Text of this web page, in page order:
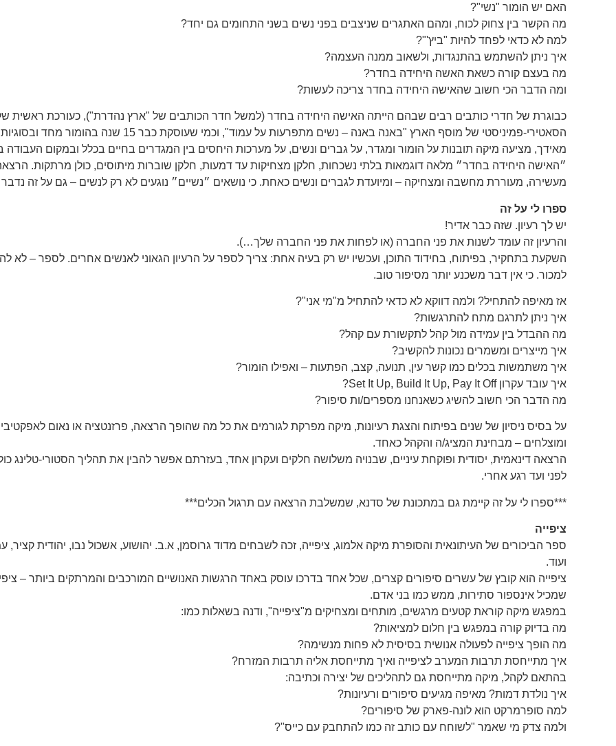
האם יש הומור "נשי"?
מה הקשר בין צחוק לכוח, ומהם האתגרים שניצבים בפני נשים בשני התחומים גם יחד?
למה לא כדאי לפחד להיות "ביץ'"?
איך ניתן להשתמש בהתנגדות, ולשאוב ממנה העצמה?
מה בעצם קורה כשאת האשה היחידה בחדר?
ומה הדבר הכי חשוב שהאישה היחידה בחדר צריכה לעשות?
כבוגרת של חדרי כותבים רבים שבהם הייתה האישה היחידה בחדר (למשל חדר הכותבים של "ארץ נהדרת"), כעורכת ראשית
הסאטירי-פמיניסטי של מוסף הארץ "באנה באנה – נשים מתפרעות על עמוד", וכמי שעוסקת כבר
מאידך, מציעה מיקה תובנות על הומור ומגדר, על גברים ונשים, על מערכות היחסים בין המגדרים בחיים בכלל ובמקום העבודה
״האישה היחידה בחדר״ מלאה דוגמאות בלתי נשכחות, חלקן מצחיקות עד דמעות, חלקן שוברות מיתוסים, כולן מרתקות.
מעשירה, מעוררת מחשבה ומצחיקה – ומיועדת לגברים ונשים כאחת. כי נושאים ״נשיים״ נוגעים לא רק לנשים – גם על זה
ספרו לי על זה
יש לך רעיון. שזה כבר אדיר!
והרעיון זה עומד לשנות את פני החברה (או לפחות את פני החברה שלך…).
השקעת בתחקיר, בפיתוח, בחידוד התוכן, ועכשיו יש רק בעיה אחת: צריך לספר על הרעיון הגאוני לאנשים אחרים. לספר – לא
למכור. כי אין דבר משכנע יותר מסיפור טוב.
אז מאיפה להתחיל? ולמה דווקא לא כדאי להתחיל מ"מי אני"?
איך ניתן לתרגם מתח להתרגשות?
מה ההבדל בין עמידה מול קהל לתקשורת עם קהל?
איך מייצרים ומשמרים נכונות להקשיב?
איך משתמשות בכלים כמו קשר עין, תנועה, קצב, הפתעות – ואפילו הומור?
איך עובד עקרון Set It Up, Build It Up, Pay It Off?
מה הדבר הכי חשוב להשיג כשאנחנו מספרים/ות סיפור?
על בסיס ניסיון של שנים בפיתוח והצגת רעיונות, מיקה מפרקת לגורמים את כל מה שהופך הרצאה, פרזנטציה או נאום
ומוצלחים – מבחינת המציג/ה והקהל כאחד.
הרצאה דינאמית, יסודית ופוקחת עיניים, שבנויה משלושה חלקים ועקרון אחד, בעזרתם אפשר להבין את תהליך הסטורי-טלינג
לפני ועד רגע אחרי.
***ספרו לי על זה קיימת גם במתכונת של סדנא, שמשלבת הרצאה עם תרגול הכלים***
ציפייה
ספר הביכורים של העיתונאית והסופרת מיקה אלמוג, ציפייה, זכה לשבחים מדוד גרוסמן, א.ב. יהושוע, אשכול נבו, יהודית קציר,
ועוד.
ציפייה הוא קובץ של עשרים סיפורים קצרים, שכל אחד בדרכו עוסק באחד הרגשות האנושיים המורכבים והמרתקים ביותר –
שמכיל אינספור סתירות, ממש כמו בני אדם.
במפגש מיקה קוראת קטעים מרגשים, מותחים ומצחיקים מ"ציפייה", ודנה בשאלות כמו:
מה בדיוק קורה במפגש בין חלום למציאות?
מה הופך ציפייה לפעולה אנושית בסיסית לא פחות מנשימה?
איך מתייחסת תרבות המערב לציפייה ואיך מתייחסת אליה תרבות המזרח?
בהתאם לקהל, מיקה מתייחסת גם לתהליכים של יצירה וכתיבה:
איך נולדת דמות? מאיפה מגיעים סיפורים ורעיונות?
למה סופרמרקט הוא לונה-פארק של סיפורים?
ולמה צדק מי שאמר "לשוחח עם כותב זה כמו להתחבק עם כייס"?